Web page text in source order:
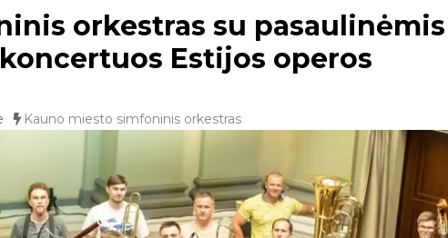
orkestras su pasaulinėmis
Estijos operos
Kauno miesto simfoninis orkestras